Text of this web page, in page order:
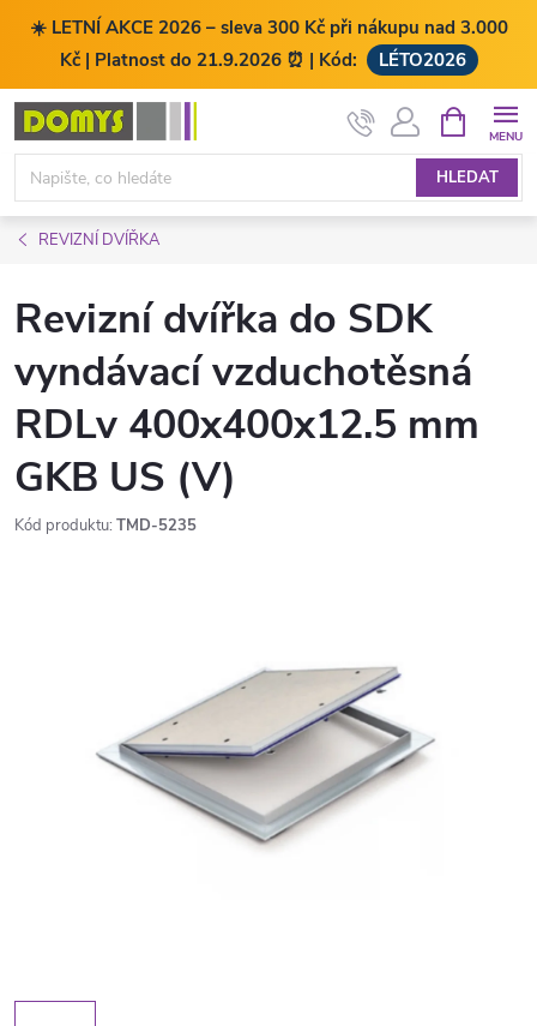
☀️ LETNÍ AKCE 2026 – sleva 300 Kč při nákupu nad 3.000
Kč | Platnost do 21.9.2026 ⏰ | Kód:
LÉTO2026
Přejít
obsah
HLEDAT
NÁKUPNÍ
KOŠÍK
REVIZNÍ DVÍŘKA
Revizní dvířka do SDK
vyndávací vzduchotěsná
RDLv 400x400x12.5 mm
GKB US (V)
Kód produktu: TMD-5235